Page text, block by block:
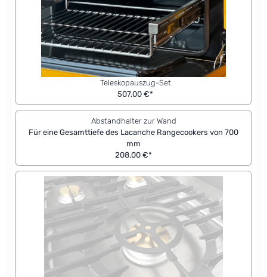
Teleskopauszug-Set
507,00 €*
Abstandhalter zur Wand
Für eine Gesamttiefe des Lacanche Rangecookers von 700
mm
208,00 €*